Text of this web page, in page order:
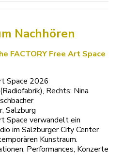
Nachhören
FACTORY Free Art Space
Space 2026
Rechts: Nina
Salzburg
Space verwandelt ein
im Salzburger City Center
Kunstraum.
Performances, Konzerte